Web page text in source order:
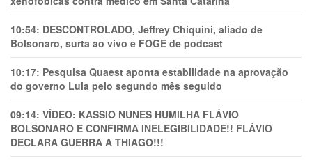
10:54: DESCONTROLADO, Jeffrey Chiquini, aliado de
Bolsonaro, surta ao vivo e FOGE de podcast
10:17: Pesquisa Quaest aponta estabilidade na aprovação
do governo Lula pelo segundo mês seguido
09:14: VÍDEO: KASSIO NUNES HUMlLHA FLÁVIO
BOLSONARO E CONFIRMA INELEGIBILIDADE!! FLÁVIO
DECLARA GUERRA A THIAGO!!!